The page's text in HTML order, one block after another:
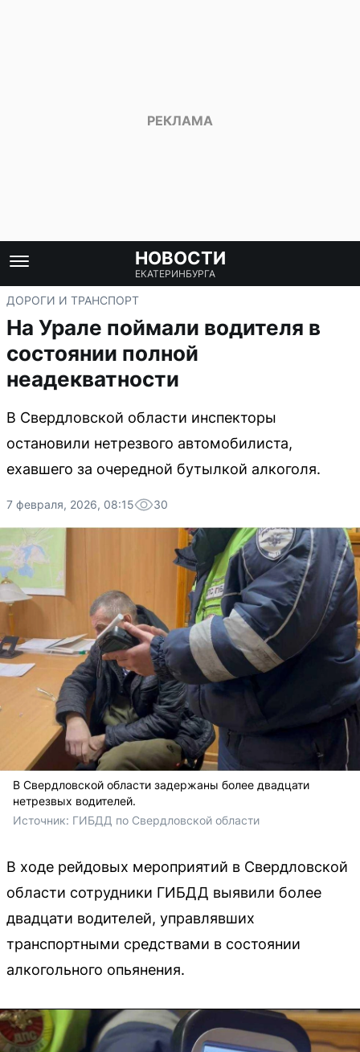
НОВОСТИ
ЕКАТЕРИНБУРГА
ДОРОГИ И ТРАНСПОРТ
На Урале поймали водителя в
состоянии полной
неадекватности
В Свердловской области инспекторы
остановили нетрезвого автомобилиста,
ехавшего за очередной бутылкой алкоголя.
7 февраля, 2026, 08:15 30
В Свердловской области задержаны более двадцати
нетрезвых водителей.
Источник: ГИБДД по Свердловской области
В ходе рейдовых мероприятий в Свердловской
области сотрудники ГИБДД выявили более
двадцати водителей, управлявших
транспортными средствами в состоянии
алкогольного опьянения.